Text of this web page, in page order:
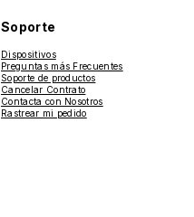
Soporte
Dispositivos
Preguntas más Frecuentes
Soporte de productos
Cancelar Contrato
Contacta con Nosotros
Rastrear mi pedido